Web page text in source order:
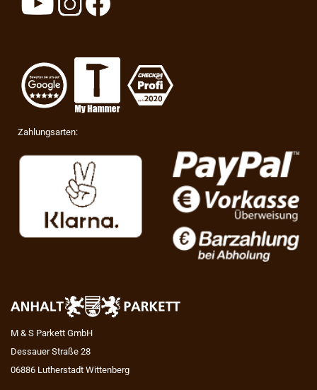
Zahlungsarten:
M & S Parkett GmbH
Dessauer Straße 28
06886 Lutherstadt Wittenberg